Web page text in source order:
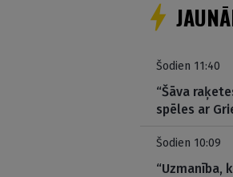
Šodien 11:40
“Šāva
spēles ar
Šodien 10:09
“Uzmanība,